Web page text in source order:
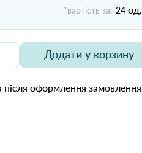
*вартість за: 24 од.
Додати у корзину
після оформлення замовлення